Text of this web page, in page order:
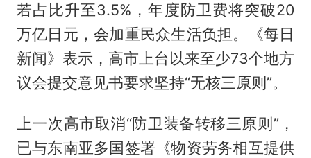
若占比升至3.5%，年度防卫费将突破20
万亿日元，会加重民众生活负担。《每日
新闻》表示，高市上台以来至少73个地方
议会提交意见书要求坚持“无核三原则”。
上一次高市取消“防卫装备转移三原则”，
已与东南亚多国签署《物资劳务相互提供